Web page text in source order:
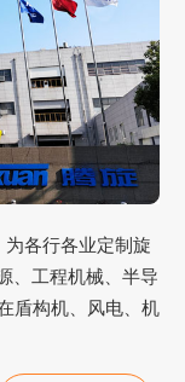
各行各业定制旋
、工程机械、半导
盾构机、风电、机